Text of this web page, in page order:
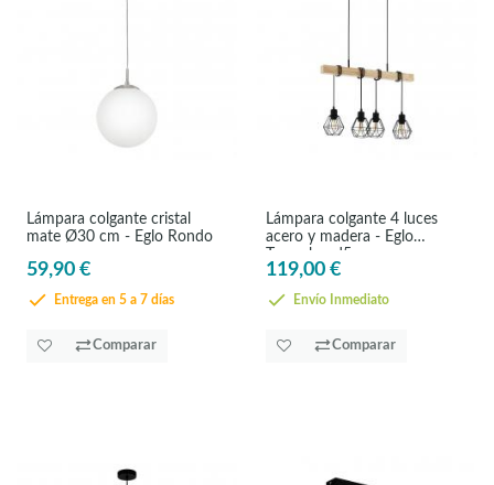
Lámpara colgante cristal
mate Ø30 cm - Eglo Rondo
59,90 €
Entrega en 5 a 7 días
Comparar
Lámpara colgante 4 luces
acero y madera - Eglo
Townshend5
119,00 €
Envío Inmediato
Comparar